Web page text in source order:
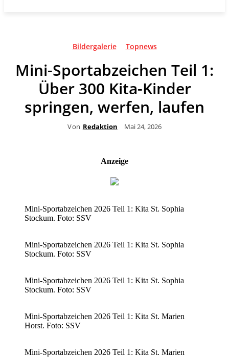
Bildergalerie Topnews
Mini-Sportabzeichen Teil 1:
Über 300 Kita-Kinder
springen, werfen, laufen
Von Redaktion Mai 24, 2026
Anzeige
Mini-Sportabzeichen 2026 Teil 1: Kita St. Sophia
Stockum. Foto: SSV
Mini-Sportabzeichen 2026 Teil 1: Kita St. Sophia
Stockum. Foto: SSV
Mini-Sportabzeichen 2026 Teil 1: Kita St. Sophia
Stockum. Foto: SSV
Mini-Sportabzeichen 2026 Teil 1: Kita St. Marien
Horst. Foto: SSV
Mini-Sportabzeichen 2026 Teil 1: Kita St. Marien